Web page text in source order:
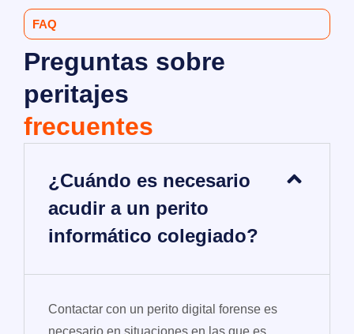
FAQ
Preguntas sobre
peritajes
frecuentes
¿Cuándo es necesario
acudir a un perito
informático colegiado?
Contactar con un perito digital forense es
necesario en situaciones en las que es